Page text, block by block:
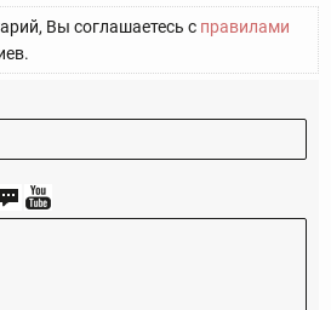
Вы соглашаетесь с правилами